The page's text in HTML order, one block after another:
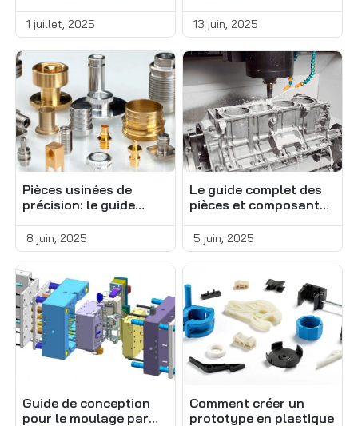
1 juillet, 2025
débutant
13 juin, 2025
Pièces usinées de
précision: le guide
8 juin, 2025
Le guide complet des
pièces et composants
5 juin, 2025
Guide de conception
pour le moulage par
Comment créer un
prototype en plastique